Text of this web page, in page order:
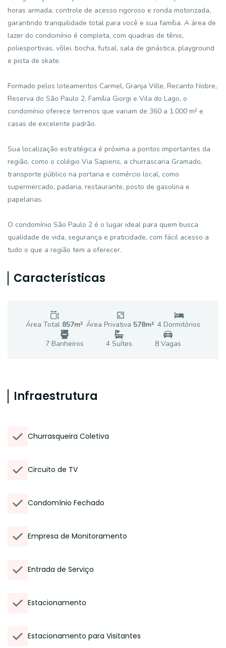
horas armada, controle de acesso rigoroso e ronda motorizada,
garantindo tranquilidade total para você e sua família. A área de
lazer do condomínio é completa, com quadras de tênis,
poliesportivas, vôlei, bocha, futsal, sala de ginástica, playground
e pista de skate.
Formado pelos loteamentos Carmel, Granja Ville, Recanto Nobre,
Reserva do São Paulo 2, Família Giorgi e Vila do Lago, o
condomínio oferece terrenos que variam de 360 a 1.000 m² e
casas de excelente padrão.
Sua localização estratégica é próxima a pontos importantes da
região, como o colégio Via Sapiens, a churrascaria Gramado,
transporte público na portaria e comércio local, como
supermercado, padaria, restaurante, posto de gasolina e
papelarias.
O condomínio São Paulo 2 é o lugar ideal para quem busca
qualidade de vida, segurança e praticidade, com fácil acesso a
tudo o que a região tem a oferecer.
Características
Área Total 857m² Área Privativa 578m² 4 Dormitórios
7Banheiros 4 Suítes 8Vagas
Infraestrutura
Churrasqueira Coletiva
Circuito de TV
Condomínio Fechado
Empresa de Monitoramento
Entrada de Serviço
Estacionamento
Estacionamento para Visitantes